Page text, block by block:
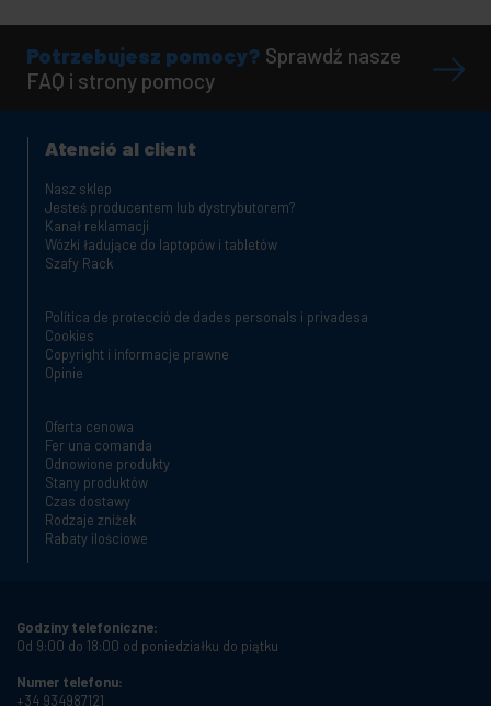
Potrzebujesz pomocy? Sprawdź nasze
FAQ i strony pomocy
Atenció al client
Nasz sklep
Jesteś producentem lub dystrybutorem?
Kanał reklamacji
Wózki ładujące do laptopów i tabletów
Szafy Rack
Política de protecció de dades personals i privadesa
Cookies
Copyright i informacje prawne
Opinie
Oferta cenowa
Fer una comanda
Odnowione produkty
Stany produktów
Czas dostawy
Rodzaje zniżek
Rabaty ilościowe
Godziny telefoniczne:
Od 9:00 do 18:00 od poniedziałku do piątku
Numer telefonu:
+34 934987121